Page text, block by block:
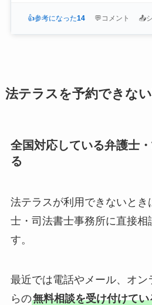
👍参考になった14 💬 コメント 📤
法テラスを予約できな
全国対応している弁護士
る
法テラスが利用できないとき
士・司法書士事務所に直接相
す。
最近では電話やメール、オン
らの無料相談を受け付けて